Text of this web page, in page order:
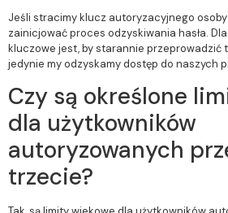
Jeśli stracimy klucz autoryzacyjnego
zainicjować proces odzyskiwania hasła.
kluczowe jest, by starannie przeprowadzić
jedynie my odzyskamy dostęp do naszych
Czy są określone
dla użytkowników
autoryzowanych
trzecie?